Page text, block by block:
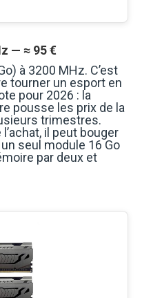
— ≈ 95 €
à 3200 MHz. C’est
tourner un esport en
pour 2026 : la
pousse les prix de la
trimestres.
il peut bouger
seul module 16 Go
par deux et